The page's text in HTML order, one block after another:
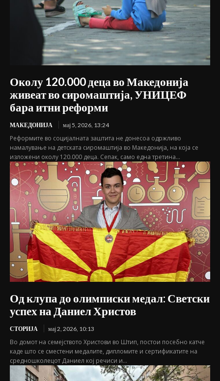
Околу 120.000 деца во Македонија
живеат во сиромаштија, УНИЦЕФ
бара итни реформи
МАКЕДОНИЈА мај 5, 2026, 13:24
Реформите во социјалната заштита не донесоа одржливо
намалување на детската сиромаштија во Македонија, на која се
изложени околу 120.000 деца. Сепак, само една третина...
Од клупа до олимписки медал: Светски
успех на Даниел Христов
СТОРИЈА мај 2, 2026, 10:13
Во домот на семејството Христови во Штип, постои посебно катче
каде што се сместени медалите, дипломите и сертификатите на
средношколецот Даниел кој речиси и...